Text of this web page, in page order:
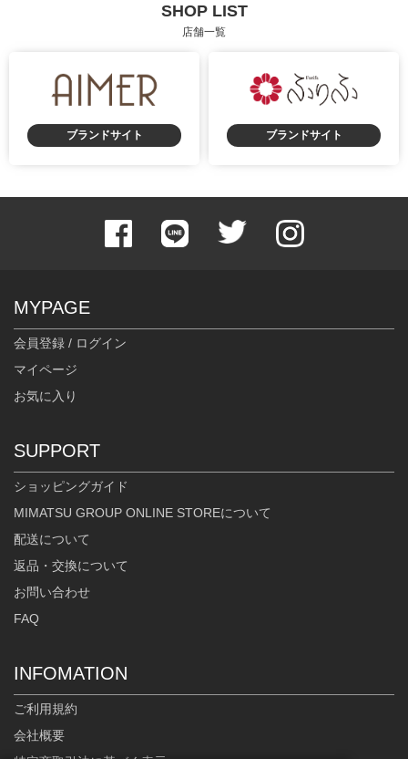
SHOP LIST
店舗一覧
ブランドサイト ブランドサイト
MYPAGE
会員登録 / ログイン
マイページ
お気に入り
SUPPORT
ショッピングガイド
MIMATSU GROUP ONLINE STOREについて
配送について
返品・交換について
お問い合わせ
FAQ
INFOMATION
ご利用規約
会社概要